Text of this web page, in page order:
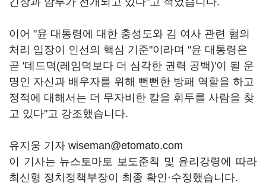
이어 "윤 대통령에 대한 충성도와 김 여사 관련 혐의
처리 입장이 인선의 핵심 기준"이라며 "윤 대통령은
곧 '데드덕(레임덕보다 더 심각한 권력 공백)'이 될 운
명인 자신과 배우자를 위해 뻔뻔한 방패 역할을 하고
정적에 대해서는 더 무자비한 칼을 휘두를 사람을 찾
고 있다"고 강조했습니다.
유지웅 기자 wiseman@etomato.com
이 기사는 뉴스토마토 보도준칙 및 윤리강령에 따라
최신형 정치정책부장이 최종 확인·수정했습니다.